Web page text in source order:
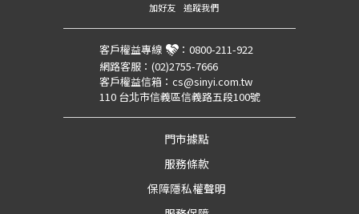
加好友 追蹤我們
客戶權益專線 ： 0800-211-922
網路客服： (02)2755-7666
客戶權益信箱： cs@sinyi.com.tw
110 台北市信義區信義路五段100號
門市據點
服務條款
保障隱私權聲明